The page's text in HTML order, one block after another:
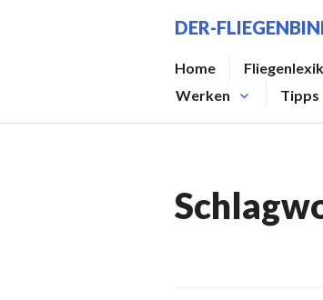
DER-
Home
Werken
Tipps